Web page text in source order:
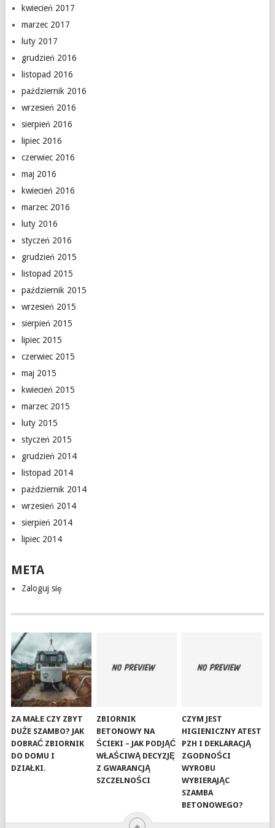
kwiecień 2017
marzec 2017
luty 2017
grudzień 2016
listopad 2016
październik 2016
wrzesień 2016
sierpień 2016
lipiec 2016
czerwiec 2016
maj 2016
kwiecień 2016
marzec 2016
luty 2016
styczeń 2016
grudzień 2015
listopad 2015
październik 2015
wrzesień 2015
sierpień 2015
lipiec 2015
czerwiec 2015
maj 2015
kwiecień 2015
marzec 2015
luty 2015
styczeń 2015
grudzień 2014
listopad 2014
październik 2014
wrzesień 2014
sierpień 2014
lipiec 2014
META
Zaloguj się
ZA MAŁE CZY ZBYT
DUŻE SZAMBO? JAK
DOBRAĆ ZBIORNIK
DO DOMU I
DZIAŁKI.
ZBIORNIK
BETONOWY NA
ŚCIEKI – JAK PODJĄĆ
WŁAŚCIWĄ DECYZJĘ
Z GWARANCJĄ
SZCZELNOŚCI
CZYM JEST
HIGIENICZNY ATEST
PZH I DEKLARACJĄ
ZGODNOŚCI
WYROBU
WYBIERAJĄC
SZAMBA
BETONOWEGO?